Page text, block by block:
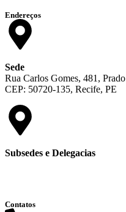
Endereços
Sede
Rua Carlos Gomes, 481, Prado
CEP: 50720-135, Recife, PE
Subsedes e Delegacias
Contatos